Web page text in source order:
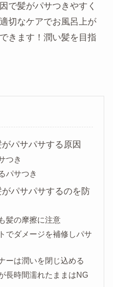
で髪がパサつきやすく
切なケアでお風呂上が
きます！潤い髪を目指
パサパサする原因
つき
パサつき
パサパサするのを防
髪の摩擦に注意
でダメージを補修しパサ
ーは潤いを閉じ込める
長時間濡れたままはNG